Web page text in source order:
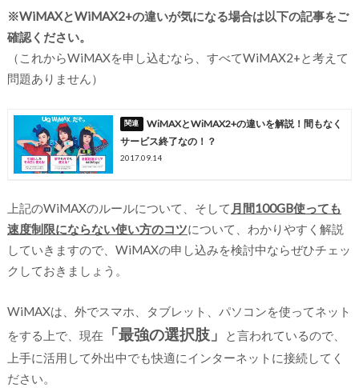
※WiMAXとWiMAX2+の違いが気になる場合は以下の記事をご
確認ください。
（これからWiMAXを申し込むなら、すべてWiMAX2+と考えて
問題ありません）
WiMAXとWiMAX2+の違いを解説！間もなく
サービス終了なの！？
2017.09.14
上記のWiMAXのルールについて、そして 月間100GB使っても
速度制限にならない使い方のコツについて、わかりやすく解説
していきますので、WiMAXの申し込みを検討中ならぜひチェッ
クしておきましょう。
WiMAXは、外でスマホ、タブレット、パソコンを使ってネット
をする上で、現在
「最強の選択肢」
と言われているので、
上手に活用して外出中でも快適にインターネットに接続してく
ださい。